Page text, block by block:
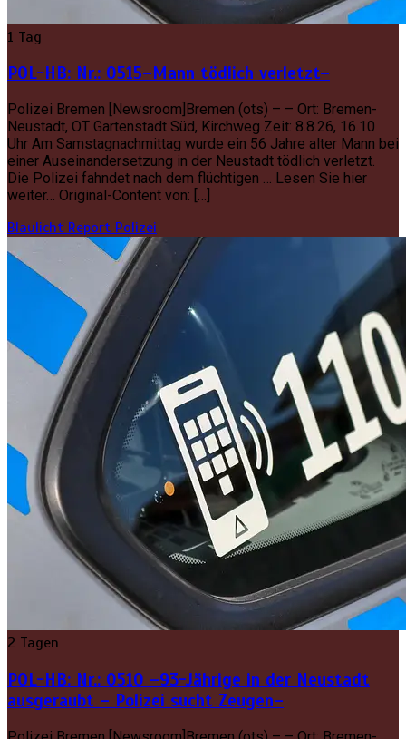
1 Tag
POL-HB: Nr.: 0515–Mann tödlich verletzt–
Polizei Bremen [Newsroom]Bremen (ots) – – Ort: Bremen-
Neustadt, OT Gartenstadt Süd, Kirchweg Zeit: 8.8.26, 16.10
Uhr Am Samstagnachmittag wurde ein 56 Jahre alter Mann bei
einer Auseinandersetzung in der Neustadt tödlich verletzt.
Die Polizei fahndet nach dem flüchtigen … Lesen Sie hier
weiter… Original-Content von: […]
Blaulicht Report Polizei
2 Tagen
POL-HB: Nr.: 0510 –93-Jährige in der Neustadt
ausgeraubt – Polizei sucht Zeugen–